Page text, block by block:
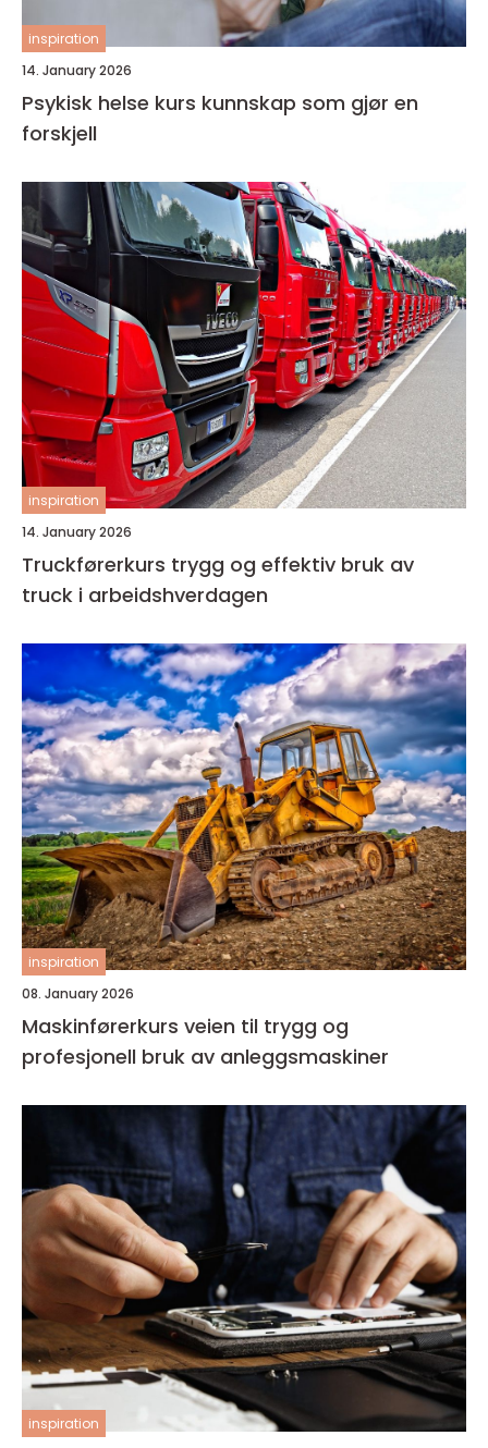
inspiration
14. January 2026
Psykisk helse kurs kunnskap som gjør en
forskjell
inspiration
14. January 2026
Truckførerkurs trygg og effektiv bruk av
truck i arbeidshverdagen
inspiration
08. January 2026
Maskinførerkurs veien til trygg og
profesjonell bruk av anleggsmaskiner
inspiration